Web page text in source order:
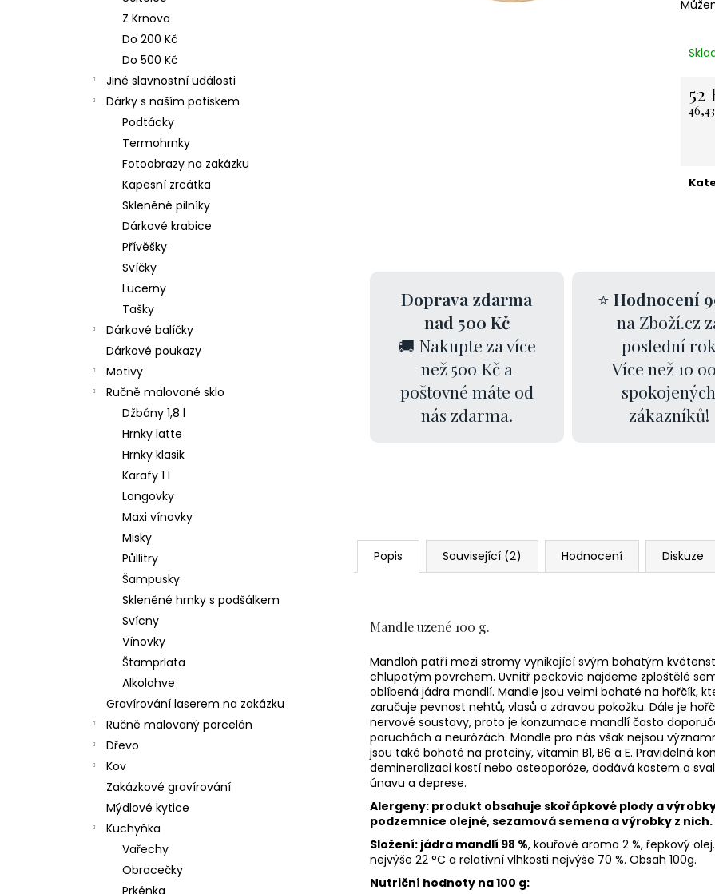
Z Krnova
Do 200 Kč
Do 500 Kč
Jiné slavnostní události
Dárky s naším potiskem
Podtácky
Termohrnky
Fotoobrazy na zakázku
Kapesní zrcátka
Skleněné pilníky
Dárkové krabice
Přívěšky
Svíčky
Lucerny
Tašky
Dárkové balíčky
Dárkové poukazy
Motivy
Ručně malované sklo
Džbány 1,8 l
Hrnky latte
Hrnky klasik
Karafy 1 l
Longovky
Maxi vínovky
Misky
Půllitry
Šampusky
Skleněné hrnky s podšálkem
Svícny
Vínovky
Štamprlata
Alkolahve
Gravírování laserem na zakázku
Ručně malovaný porcelán
Dřevo
Kov
Zakázkové gravírování
Mýdlové kytice
Kuchyňka
Vařechy
Obracečky
Prkénka
52
Doprava zdarma
nad 500 Kč
🚚 Nakupte za více
než 500 Kč a
poštovné máte od
nás zdarma.
⭐ Hodnocení
na Zboží.cz
poslední rok
Více než 10
spokojených
zákazníků!
Popis Související (2) Hodnocení Diskuze
Mandle uzené 100 g.
Mandloň patří mezi stromy vynikající svým bohatým
chlupatým povrchem. Uvnitř peckovic najdeme zploštělé
oblíbená jádra mandlí. Mandle jsou velmi bohaté na hořčík,
zaručuje pevnost nehtů, vlasů a zdravou pokožku. Dále je
nervové soustavy, proto je konzumace mandlí často
poruchách a neurózách. Mandle pro nás však nejsou
jsou také bohaté na proteiny, vitamin B1, B6 a E. Pravidelná
demineralizaci kostí nebo osteoporóze, dodává kostem a
únavu a deprese.
Alergeny: produkt obsahuje skořápkové plody a
podzemnice olejné, sezamová semena a výrobky z nich.
Složení: jádra mandlí 98 %, kouřové aroma 2 %, řepkový olej.
nejvýše 22 °C a relativní vlhkosti nejvýše 70 %. Obsah 100g.
Nutriční hodnoty na 100 g:
NEREZOVÁ LŽIČKA - NA ZAKÁZKU 17